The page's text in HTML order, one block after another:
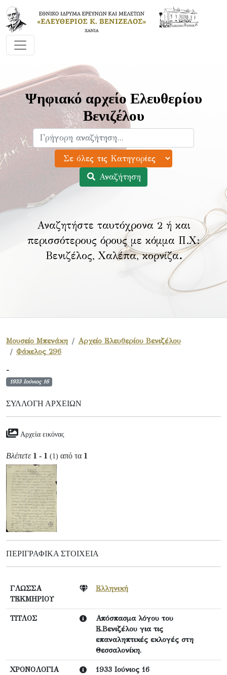
Ψηφιακό αρχείο Ελευθερίου
Βενιζέλου
Αναζήτηση
Αναζητήστε ταυτόχρονα 2 ή και
περισσότερους όρους με κόμμα Π.Χ:
Βενιζέλος, Χαλέπα, κορνίζα.
Μουσείο Μπενάκη
Αρχείο Ελευθερίου Βενιζέλου
Φάκελος 296
-
1933 Ιούνιος 16
ΣΥΛΛΟΓΉ ΑΡΧΕΊΩΝ
Αρχεία εικόνας
Βλέπετε 1 - 1 (1) από τα 1
ΠΕΡΙΓΡΑΦΙΚΆ ΣΤΟΙΧΕΊΑ
ΓΛΩΣΣΑ
ΤΕΚΜΗΡΙΟΥ
Ελληνική
ΤΙΤΛΟΣ
Απόσπασμα λόγου του
Ε.Βενιζέλου για τις
επαναληπτικές εκλογές στη
Θεσσαλονίκη.
ΧΡΟΝΟΛΟΓΙΑ 1933 Ιούνιος 16